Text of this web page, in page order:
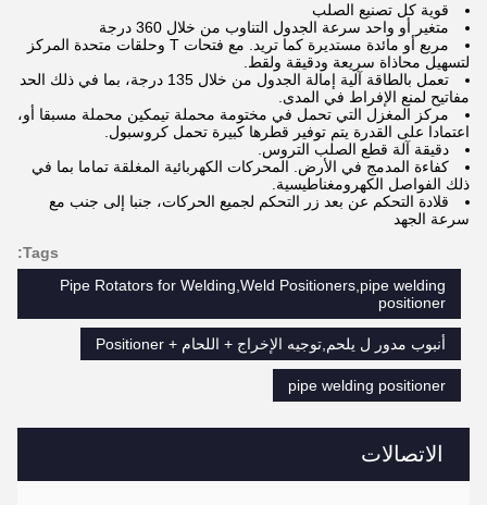
الاتصالات
قوية كل تصنيع الصلب
متغير أو واحد سرعة الجدول التناوب من خلال 360 درجة
مربع أو مائدة مستديرة كما تريد.
مع فتحات T وحلقات متحدة المركز
لتسهيل محاذاة سريعة ودقيقة ولقط.
تعمل بالطاقة آلية إمالة الجدول من خلال 135 درجة، بما في ذلك الحد
مفاتيح لمنع الإفراط في المدى.
مركز المغزل التي تحمل في مختومة محملة تيمكين محملة مسبقا أو،
اعتمادا على القدرة يتم توفير قطرها كبيرة تحمل كروسبول.
دقيقة آلة قطع الصلب التروس.
كفاءة المدمج في الأرض.
المحركات الكهربائية المغلقة تماما بما في
ذلك الفواصل الكهرومغناطيسية.
قلادة التحكم عن بعد زر التحكم لجميع الحركات، جنبا إلى جنب مع
سرعة الجهد
Tags:
Pipe Rotators for Welding,Weld Positioners,pipe welding
positioner
أنبوب مدور ل يلحم,توجيه الإخراج + اللحام + Positioner
pipe welding positioner